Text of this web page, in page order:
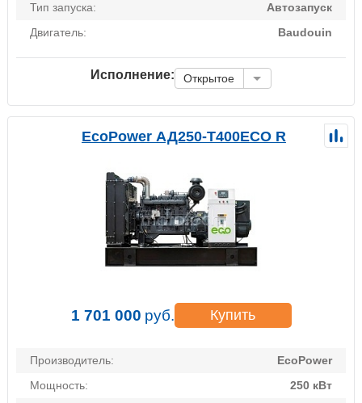
Тип запуска:
Автозапуск
Двигатель:
Baudouin
Исполнение: Открытое
EcoPower АД250-T400ECO R
1 701 000 руб. Купить
Производитель:
EcoPower
Мощность:
250 кВт